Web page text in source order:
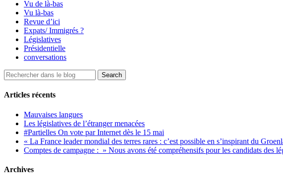
Vu de là-bas
Vu là-bas
Revue d’ici
Expats/ Immigrés ?
Législatives
Présidentielle
conversations
Articles récents
Mauvaises langues
Les législatives de l’étranger menacées
#Partielles On vote par Internet dès le 15 mai
« La France leader mondial des terres rares : c’est possible en s’inspirant du
Comptes de campagne : » Nous avons été compréhensifs pour les candidats des
Archives